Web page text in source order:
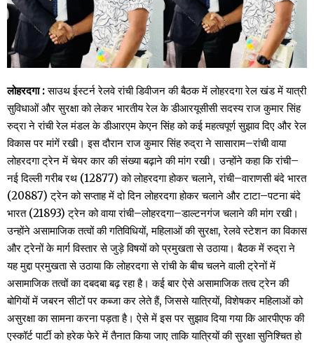
लोहरदगा :साउथ ईस्टर्न रेलवे रांची डिवीजन की बैठक में लोहरदगा रेल खंड में यात्री
सुविधाओं और सुरक्षा को लेकर भारतीय रेल के डीआरयूसीसी सदस्य राज कुमार सिंह
रुद्रा ने रांची रेल मंडल के डीआरएम केएन सिंह को कई महत्वपूर्ण सुझाव दिए और रेल
विकास पर मांगें रखी। इस दौरान राज कुमार सिंह रुद्रा ने सासाराम–रांची वाया
लोहरदगा ट्रेन में चेयर कार की संख्या बढ़ाने की मांग रखी। उन्होंने कहा कि रांची–
नई दिल्ली गरीब रथ (12877) को लोहरदगा होकर चलाने, रांची–वाराणसी बंदे भारत
(20887) ट्रेन को सप्ताह में दो दिन लोहरदगा होकर चलाने और टाटा–पटना बंदे
भारत (21893) ट्रेन को वाया रांची–लोहरदगा–डाल्टनगंज चलाने की मांग रखी।
उन्होंने असामाजिक तत्वों की गतिविधियों, महिलाओं की सुरक्षा, रेलवे स्टेशन का विकास
और ट्रेनों के मार्ग विस्तार से जुड़े विषयों को प्रमुखता से उठाया। बैठक में रुद्रा ने
यह मुद्दा प्रमुखता से उठाया कि लोहरदगा से रांची के बीच चलने वाली ट्रेनों में
असामाजिक तत्वों का दबदबा बढ़ रहा है। कई बार ऐसे असामाजिक तत्व ट्रेन की
बोगियों में जबरन सीटों पर कब्जा कर लेते हैं, जिससे यात्रियों, विशेषकर महिलाओं को
असुरक्षा का सामना करना पड़ता है। ऐसे में इस पर सुझाव दिया गया कि आरपीएफ की
एस्कॉर्ट पार्टी को हरेक फेरे में तैनात किया जाए ताकि यात्रियों की सुरक्षा सुनिश्चित हो